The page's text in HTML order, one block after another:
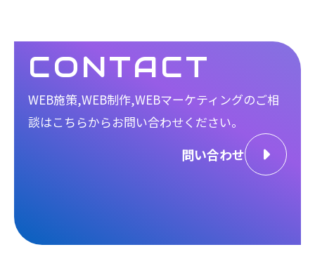
CONTACT
WEB施策,WEB制作,WEBマーケティングのご相
談はこちらからお問い合わせください。
問い合わせ